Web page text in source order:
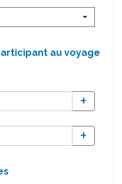
au voyage
+
+